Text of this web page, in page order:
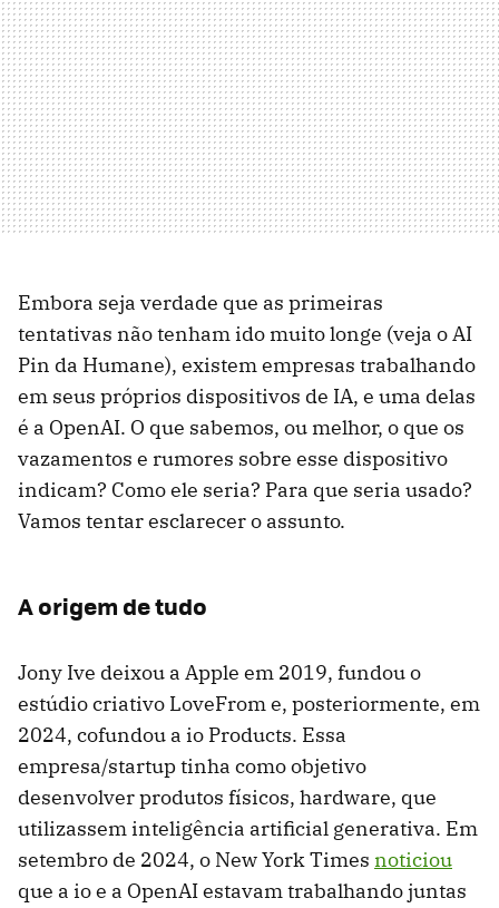
Embora seja verdade que as primeiras
tentativas não tenham ido muito longe (veja o AI
Pin da Humane), existem empresas trabalhando
em seus próprios dispositivos de IA, e uma delas
é a OpenAI. O que sabemos, ou melhor, o que os
vazamentos e rumores sobre esse dispositivo
indicam? Como ele seria? Para que seria usado?
Vamos tentar esclarecer o assunto.
A origem de tudo
Jony Ive deixou a Apple em 2019, fundou o
estúdio criativo LoveFrom e, posteriormente, em
2024, cofundou a io Products. Essa
empresa/startup tinha como objetivo
desenvolver produtos físicos, hardware, que
utilizassem inteligência artificial generativa. Em
setembro de 2024, o New York Times noticiou
que a io e a OpenAI estavam trabalhando juntas